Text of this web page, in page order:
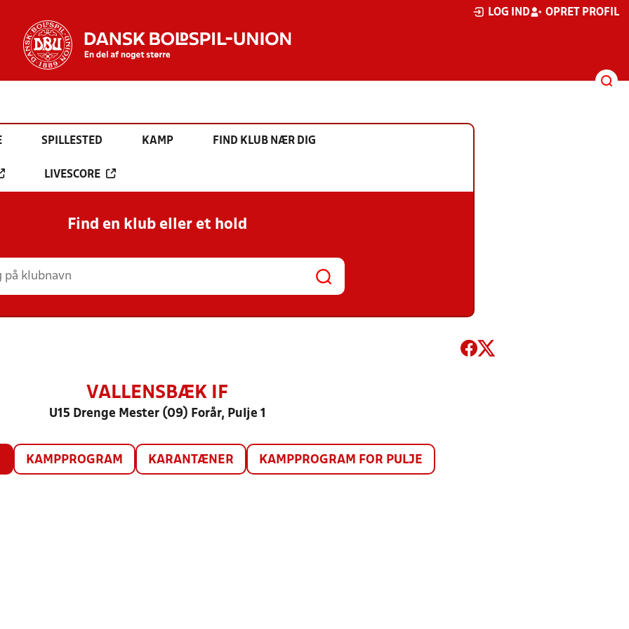
LOG IND OPRET PROFIL
SPILLESTED KAMP FIND KLUB NÆR DIG
LIVESCORE
Find en klub eller et hold
VALLENSBÆK IF
U15 Drenge Mester (09) Forår, Pulje 1
KAMPPROGRAM KARANTÆNER KAMPPROGRAM FOR PULJE